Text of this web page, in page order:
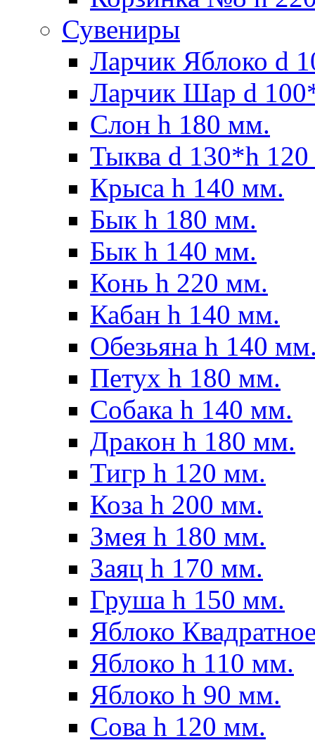
Сувениры
Ларчик Яблоко d
Ларчик Шар d
Слон h 180 мм.
Тыква d 130*h
Крыса h 140 мм.
Бык h 180 мм.
Бык h 140 мм.
Конь h 220 мм.
Кабан h 140 мм.
Обезьяна h 140
Петух h 180 мм.
Собака h 140 мм.
Дракон h 180 мм.
Тигр h 120 мм.
Коза h 200 мм.
Змея h 180 мм.
Заяц h 170 мм.
Груша h 150 мм.
Яблоко
Яблоко h 110 мм.
Яблоко h 90 мм.
Сова h 120 мм.